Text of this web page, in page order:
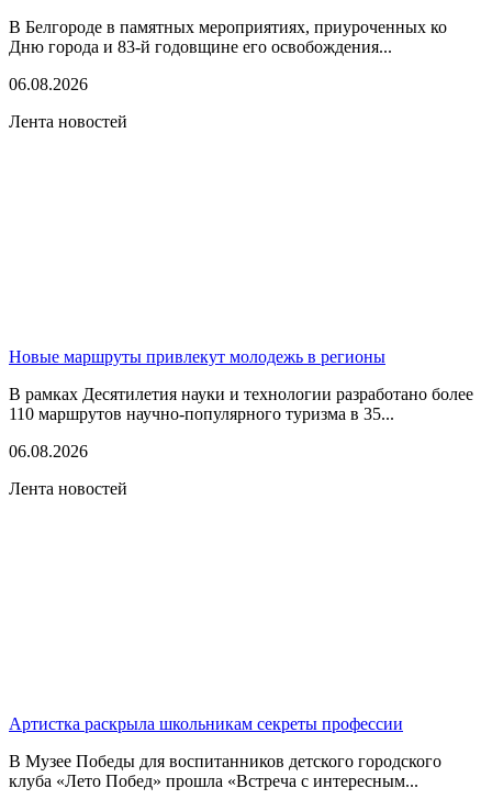
В Белгороде в памятных мероприятиях, приуроченных ко
Дню города и 83-й годовщине его освобождения...
06.08.2026
Лента новостей
Новые маршруты привлекут молодежь в регионы
В рамках Десятилетия науки и технологии разработано более
110 маршрутов научно-популярного туризма в 35...
06.08.2026
Лента новостей
Артистка раскрыла школьникам секреты профессии
В Музее Победы для воспитанников детского городского
клуба «Лето Побед» прошла «Встреча с интересным...